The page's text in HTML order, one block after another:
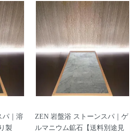
パ｜溶
製
ZEN 岩盤浴 ストーンスパ｜ゲ
ルマニウム鉱石【送料別途見